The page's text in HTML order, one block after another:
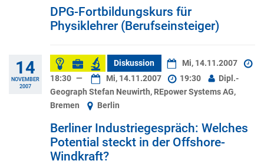
DPG-Fortbildungskurs für
Physiklehrer (Berufseinsteiger)
14
NOVEMBER
2007
Diskussion
Mi, 14.11.2007
18:30 — Mi, 14.11.2007 19:30
Dipl.-
Geograph Stefan Neuwirth, REpower Systems AG,
Bremen
Berlin
Berliner Industriegespräch: Welches
Potential steckt in der Offshore-
Windkraft?